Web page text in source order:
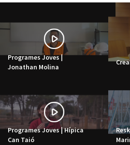
Programes Joves |
Jonathan Molina
Programes Joves | Hípica
Can Taió